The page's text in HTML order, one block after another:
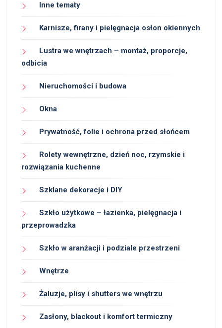
Inne tematy
Karnisze, firany i pielęgnacja osłon okiennych
Lustra we wnętrzach – montaż, proporcje,
odbicia
Nieruchomości i budowa
Okna
Prywatność, folie i ochrona przed słońcem
Rolety wewnętrzne, dzień noc, rzymskie i
rozwiązania kuchenne
Szklane dekoracje i DIY
Szkło użytkowe – łazienka, pielęgnacja i
przeprowadzka
Szkło w aranżacji i podziale przestrzeni
Wnętrze
Żaluzje, plisy i shutters we wnętrzu
Zasłony, blackout i komfort termiczny